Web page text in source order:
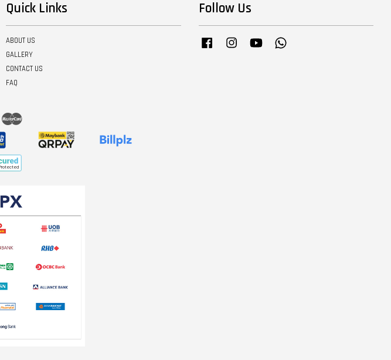
Quick Links
ABOUT US
GALLERY
CONTACT US
FAQ
Follow Us
Facebook InstagramYouTube
Visa Master